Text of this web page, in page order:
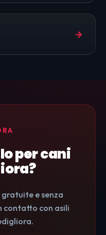
→
per cani
e senza
contatto con asili